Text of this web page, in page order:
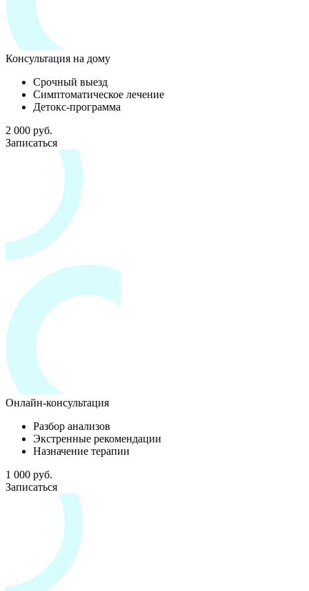
Консультация на дому
Срочный выезд
Симптоматическое лечение
Детокс-программа
2 000 руб.
Записаться
Онлайн-консультация
Разбор анализов
Экстренные рекомендации
Назначение терапии
1 000 руб.
Записаться